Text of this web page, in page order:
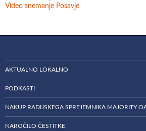
Video snemanje Posavje
AKTUALNO LOKALNO
PODKASTI
NAKUP RADIJSKEGA SPREJEMNIKA MAJORITY
NAROČILO ČESTITKE